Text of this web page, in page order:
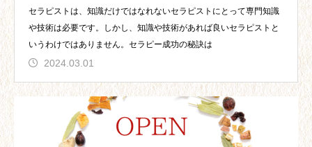
セラピストは、知識だけではなれないセラピストにとって専門知識
や技術は必要です。しかし、知識や技術があれば良いセラピストと
いうわけではありません。セラピー成功の秘訣は
2024.03.01